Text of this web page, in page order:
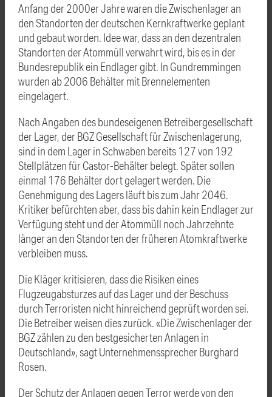
Anfang der 2000er Jahre waren die Zwischenlager an
den Standorten der deutschen Kernkraftwerke geplant
und gebaut worden. Idee war, dass an den dezentralen
Standorten der Atommüll verwahrt wird, bis es in der
Bundesrepublik ein Endlager gibt. In Gundremmingen
wurden ab 2006 Behälter mit Brennelementen
eingelagert.
Nach Angaben des bundeseigenen Betreibergesellschaft
der Lager, der BGZ Gesellschaft für Zwischenlagerung,
sind in dem Lager in Schwaben bereits 127 von 192
Stellplätzen für Castor-Behälter belegt. Später sollen
einmal 176 Behälter dort gelagert werden. Die
Genehmigung des Lagers läuft bis zum Jahr 2046.
Kritiker befürchten aber, dass bis dahin kein Endlager zur
Verfügung steht und der Atommüll noch Jahrzehnte
länger an den Standorten der früheren Atomkraftwerke
verbleiben muss.
Die Kläger kritisieren, dass die Risiken eines
Flugzeugabsturzes auf das Lager und der Beschuss
durch Terroristen nicht hinreichend geprüft worden sei.
Die Betreiber weisen dies zurück. «Die Zwischenlager der
BGZ zählen zu den bestgesicherten Anlagen in
Deutschland», sagt Unternehmenssprecher Burghard
Rosen.
Der Schutz der Anlagen gegen Terror werde von den